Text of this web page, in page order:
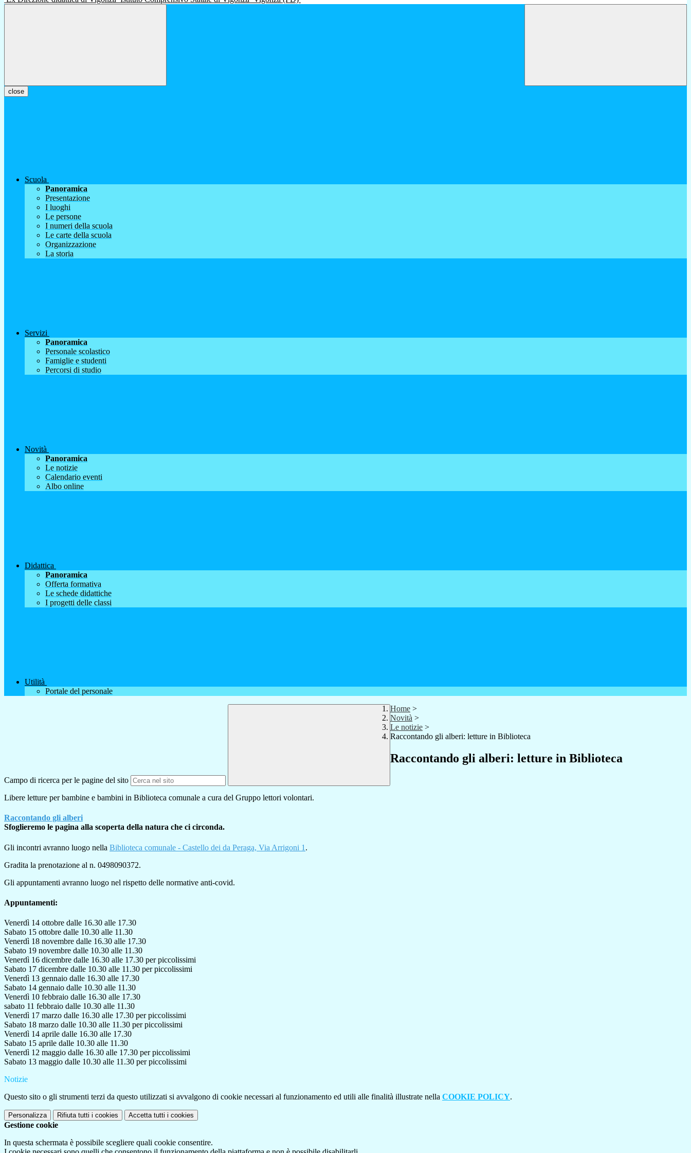
close
Scuola
Panoramica
Presentazione
I luoghi
Le persone
I numeri della scuola
Le carte della scuola
Organizzazione
La storia
Servizi
Panoramica
Personale scolastico
Famiglie e studenti
Percorsi di studio
Novità
Panoramica
Le notizie
Calendario eventi
Albo online
Didattica
Panoramica
Offerta formativa
Le schede didattiche
I progetti delle classi
Utilità
Portale del personale
Campo di ricerca per le pagine del sito
Home >
Novità >
Le notizie >
Raccontando gli alberi: letture in Biblioteca
Raccontando gli alberi: letture in Biblioteca
Libere letture per bambine e bambini in Biblioteca comunale a cura del Gruppo lettori volontari.
Raccontando gli alberi
Sfoglieremo le pagina alla scoperta della natura che ci circonda.
Gli incontri avranno luogo nella Biblioteca comunale - Castello dei da Peraga, Via Arrigoni 1 .
Gradita la prenotazione al n. 0498090372.
Gli appuntamenti avranno luogo nel rispetto delle normative anti-covid.
Appuntamenti:
Venerdì 14 ottobre dalle 16.30 alle 17.30
Sabato 15 ottobre dalle 10.30 alle 11.30
Venerdì 18 novembre dalle 16.30 alle 17.30
Sabato 19 novembre dalle 10.30 alle 11.30
Venerdì 16 dicembre dalle 16.30 alle 17.30 per piccolissimi
Sabato 17 dicembre dalle 10.30 alle 11.30 per piccolissimi
Venerdì 13 gennaio dalle 16.30 alle 17.30
Sabato 14 gennaio dalle 10.30 alle 11.30
Venerdì 10 febbraio dalle 16.30 alle 17.30
sabato 11 febbraio dalle 10.30 alle 11.30
Venerdì 17 marzo dalle 16.30 alle 17.30 per piccolissimi
Sabato 18 marzo dalle 10.30 alle 11.30 per piccolissimi
Venerdì 14 aprile dalle 16.30 alle 17.30
Sabato 15 aprile dalle 10.30 alle 11.30
Venerdì 12 maggio dalle 16.30 alle 17.30 per piccolissimi
Sabato 13 maggio dalle 10.30 alle 11.30 per piccolissimi
Notizie
Questo sito o gli strumenti terzi da questo utilizzati si avvalgono di cookie necessari al funzionamento ed utili alle finalità illustrate nella COOKIE POLICY.
Personalizza Rifiuta tutti i cookies Accetta tutti i cookies
Gestione cookie
In questa schermata è possibile scegliere quali cookie consentire.